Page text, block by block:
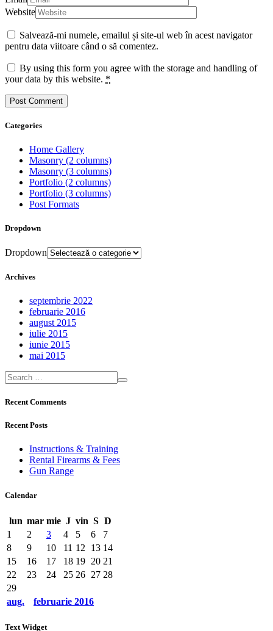
Website
Salvează-mi numele, emailul și site-ul web în acest navigator
pentru data viitoare când o să comentez.
By using this form you agree with the storage and handling of
your data by this website. *
Categories
Home Gallery
Masonry (2 columns)
Masonry (3 columns)
Portfolio (2 columns)
Portfolio (3 columns)
Post Formats
Dropdown
Dropdown
Archives
septembrie 2022
februarie 2016
august 2015
iulie 2015
iunie 2015
mai 2015
Recent Comments
Recent Posts
Instructions & Training
Rental Firearms & Fees
Gun Range
Calendar
lun mar mie J vin S D
1
2 3 4 5 6
7
8
9 10 11 12 13 14
15
16 17 18 19 20 21
22
23 24 25 26 27 28
29
aug.
februarie 2016
Text Widget